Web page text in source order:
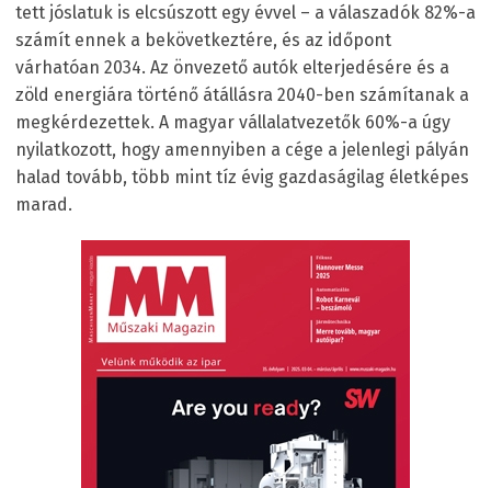
tett jóslatuk is elcsúszott egy évvel – a válaszadók 82%-a
számít ennek a bekövetkeztére, és az időpont
várhatóan 2034. Az önvezető autók elterjedésére és a
zöld energiára történő átállásra 2040-ben számítanak a
megkérdezettek. A magyar vállalatvezetők 60%-a úgy
nyilatkozott, hogy amennyiben a cége a jelenlegi pályán
halad tovább, több mint tíz évig gazdaságilag életképes
marad.